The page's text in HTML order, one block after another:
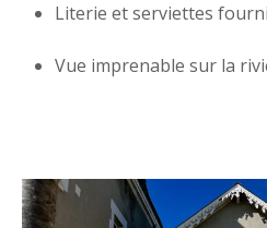
Literie et serviettes
Vue imprenable sur la